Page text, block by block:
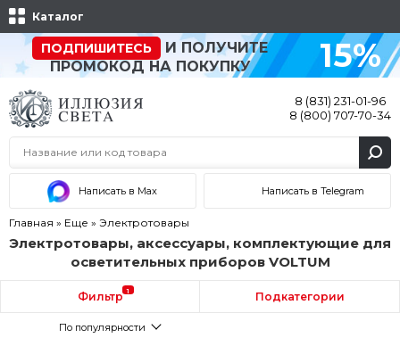
Каталог
ПОДПИШИТЕСЬ
И ПОЛУЧИТЕ
ПРОМОКОД НА ПОКУПКУ
15%
8 (831) 231-01-96
8 (800) 707-70-34
Написать в Max Написать в Telegram
Главная » Еще » Электротовары
Электротовары, аксессуары, комплектующие для
осветительных приборов VOLTUM
Фильтр 1 Подкатегории
По популярности